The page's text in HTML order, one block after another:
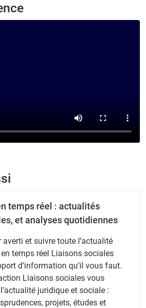
temps réel : actualités
et analyses quotidiennes
averti et suivre toute l’actualité
temps réel Liaisons sociales
d’information qu’il vous faut.
Liaisons sociales vous
juridique et sociale :
projets, études et